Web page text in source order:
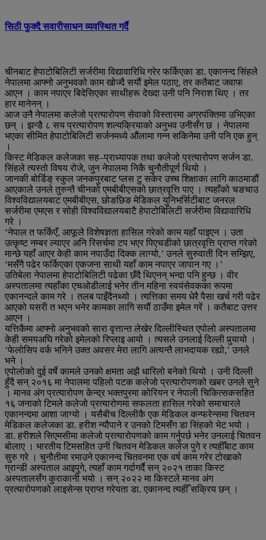
सिठी फुक्दै सवारीसाधन व्यवस्थित गर्दै
चीनबाट हेपाटोबिलिटी सर्जरीमा विद्यावारिधि गरेर फर्किएका डा. एकानन्द सिंहले
नेपालमा आफ्नो अनुभवको काम खोज्दै सयौं इमेल पठाए, तर कतैबाट जवाफ
आएन । काम नपाएर बिदेसिएका साथीहरू देख्दा उनी पनि निराश थिए । तर
हार मानेनन् ।
आज उनै नेपालमा कलेजो प्रत्यारोपण सेवाको विस्तारमा अग्रपंक्तिमा उभिएका
छन् । झन्डै ८ सय प्रत्यारोपण शल्यक्रियाको अनुभव उनीसँग छ । नेपालमा
भएका सीमित हेपाटोबिलिटी सर्जनमध्ये औंलामा गन्न सकिनेमा उनी पनि एक हुन्
।
किस्ट मेडिकल कलेजका सह–प्राध्यापक तथा कलेजो प्रत्यारोपण सर्जन डा.
सिंहले त्यस्तो विषय रोजे, जुन नेपालमा निकै चुनौतीपूर्ण थियो ।
जानकी बोर्डिङ् स्कुल जनकपुरबाट प्लस टु सकेर उच्च शिक्षाका लागि काठमाडौं
आएकाले उनले तुरुन्तै चीनको एमबीबीएसको छात्रवृत्ति पाए । त्यहाँको चङचाउ
विश्वविद्यालयबाट एमबीबीएस, छोङछिङ मेडिकल युनिभर्सिटीबाट जनरल
सर्जरीमा एमएस र सोही विश्वविद्यालयबाटै हेपाटोबिलिटी सर्जरीमा विद्यावारिधि
गरे ।
‘नेपाल त फर्किएँ, आफूले विशेषज्ञता हासिल गरेको काम यहाँ पाइएन । उता
उत्कृष्ट नम्बर ल्याएर अनि रिसर्चमा टप भएर पिएचडीको छात्रवृत्ति प्राप्त गरेको
मान्छे यहाँ आएर केही काम नपाउँदा दिक्क लाग्यो,’ उनले सुरुवाती दिन सम्झिए,
‘मसँगै पढेर फर्किएका एकजना साथी यहाँ काम नपाएर जापान गए ।’
उतिबेला नेपालमा हेपाटोबिलिटी पढेका छँदै थिएनन् भन्दा पनि हुन्छ । वीर
अस्पतालमा त्यहाँका एचओडीलाई भनेर तीन महिना स्वयंसेवकका रूपमा
एकानन्दले काम गरे । तलब पाइँदैनथ्यो । त्यत्तिका समय धेरै पैसा खर्च गरी पढेर
आएको यसरी त भएन भनेर कामका लागि सयौं ठाउँमा इमेल गरें । कतैबाट उत्तर
आएन ।
यत्तिकैमा आफ्नो अनुभवको सारा वृत्तान्त लेखेर दिल्लीस्थित एपोलो अस्पतालमा
केही समयअघि गरेको इमेलको रिप्लाइ आयो । त्यसले उनलाई दिल्ली पुर्‍यायो ।
‘फेलोसिप वर्क भनिने उक्त अवसर मेरा लागि अत्यन्तै लाभदायक रह्यो,’ उनले
भने ।
एपोलोको दुई वर्षे कामले उनको क्षमता अझै धारिलो बनेको थियो । उनी दिल्ली
हुँदै सन् २०१६ मा नेपालमा पहिलो पटक कलेजो प्रत्यारोपणको खबर उनले सुने
। मानव अंग प्रत्यारोपण केन्द्र भक्तपुरमा कोरियन र नेपाली चिकित्सकसहित
१६ जनाको टिमले कलेजो प्रत्यारोणमा सफलता हासिल गरेको समाचारले
एकानन्दमा आशा जाग्यो । यसैबीच दिल्लीकै एक मेडिकल कन्फरेन्समा चितवन
मेडिकल कलेजका डा. हरीश न्यौपाने र उनको टिमसँग डा सिंहको भेट भयो ।
डा. हरीशले सिएमसीमा कलेजो प्रत्यारोपणको काम गर्नुपर्छ भनेर उनलाई चितवन
बोलाए । भारतीय टिमसहित उनी चितवन मेडिकल कलेज पुगे र त्यहीँबाट काम
सुरु गरे । चुनौतीमा रमाउने एकानन्द चितवनमा एक वर्ष काम गरेर टोखाको
ग्रान्डी अस्पताल आइपुगे, त्यहाँ काम गर्दागर्दै सन् २०२१ ताका किस्ट
अस्पतालसँग कुराकानी भयो । सन् २०२२ मा किस्टले मानव अंग
प्रत्यारोपणको लाइसेन्स प्राप्त गरेयता डा. एकानन्द त्यहीँ सक्रिय छन् ।